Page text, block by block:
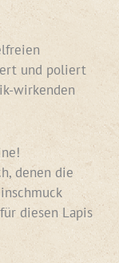
und poliert
wirkenden
denen die
diesen Lapis